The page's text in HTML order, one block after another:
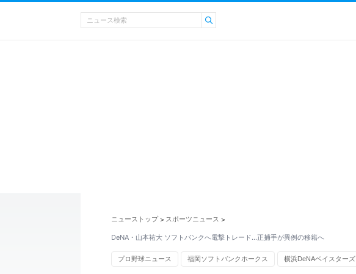
ニューストップ > スポーツニュース >
DeNA・山本祐大 ソフトバンクへ電撃トレード…正捕手が異例の移籍へ
プロ野球ニュース 福岡ソフトバンクホークス 横浜DeNAベイスターズ